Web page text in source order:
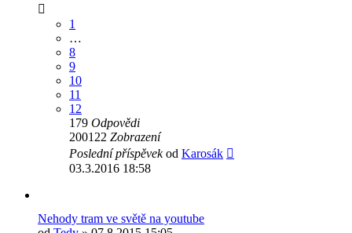
1
…
8
9
10
11
12
179 Odpovědi
200122 Zobrazení
Poslední příspěvekod Karosák
03.3.2016 18:58
Nehody tram ve světě na youtube